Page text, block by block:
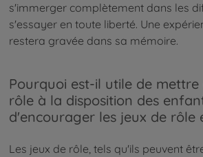
s'immerger complètement dans les
s'essayer en toute liberté. Une
restera gravée dans sa mémoire.
Pourquoi est-il utile de mettre
rôle à la disposition des
d'encourager les jeux de rôle
Les jeux de rôle, tels qu'ils peuvent